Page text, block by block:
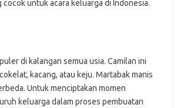
untuk acara keluarga di Indonesia.
di kalangan semua usia. Camilan ini
kacang, atau keju. Martabak manis
Untuk menciptakan momen
keluarga dalam proses pembuatan